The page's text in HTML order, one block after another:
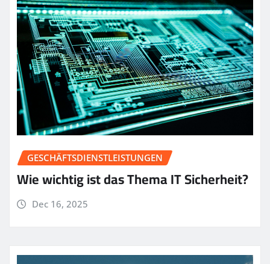
GESCHÄFTSDIENSTLEISTUNGEN
Wie wichtig ist das Thema IT Sicherheit?
Dec 16, 2025